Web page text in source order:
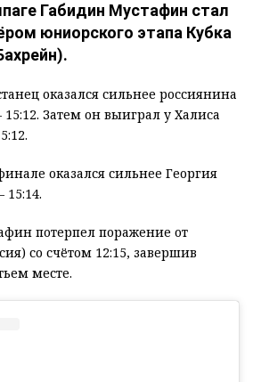
Габидин Мустафин стал
юниорского этапа Кубка
оказался сильнее россиянина
Затем он выиграл у Халиса
оказался сильнее Георгия
15:14.
потерпел поражение от
со счётом 12:15, завершив
месте.